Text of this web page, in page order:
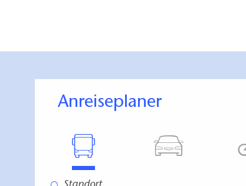
Anreiseplaner